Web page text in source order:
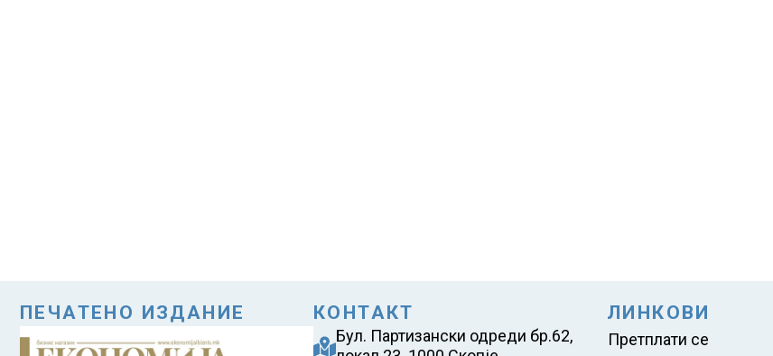
ПЕЧАТЕНО ИЗДАНИЕ КОНТАКТ
Бул. Партизански одреди бр.62,
ЛИНКОВИ
Претплати се